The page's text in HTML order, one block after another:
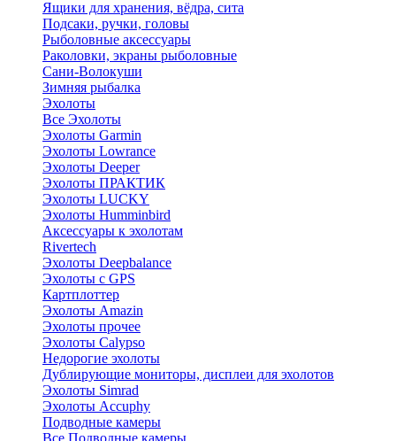
Ящики для хранения, вёдра, сита
Подсаки, ручки, головы
Рыболовные аксессуары
Раколовки, экраны рыболовные
Сани-Волокуши
Зимняя рыбалка
Эхолоты
Все Эхолоты
Эхолоты Garmin
Эхолоты Lowrance
Эхолоты Deeper
Эхолоты ПРАКТИК
Эхолоты LUCKY
Эхолоты Humminbird
Аксессуары к эхолотам
Rivertech
Эхолоты Deepbalance
Эхолоты с GPS
Картплоттер
Эхолоты Amazin
Эхолоты прочее
Эхолоты Calypso
Недорогие эхолоты
Дублирующие мониторы, дисплеи для эхолотов
Эхолоты Simrad
Эхолоты Accuphy
Подводные камеры
Все Подводные камеры